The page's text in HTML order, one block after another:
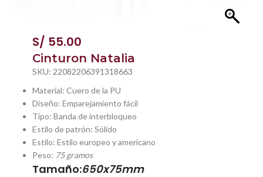
S/ 55.00
Cinturon Natalia
SKU: 22082206391318663
Material: Cuero de la PU
Diseño: Emparejamiento fácil
Tipo: Banda de interbloqueo
Estilo de patrón: Sólido
Estilo: Estilo europeo y americano
Peso: 75 gramos
Tamaño:650x75mm